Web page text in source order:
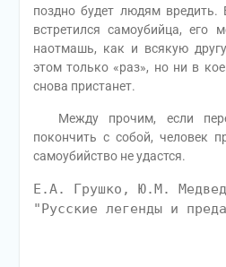
поздно будет людям вредить.
встретился самоубийца, его
наотмашь, как и всякую
этом только «раз», но ни в
снова пристанет.
Между прочим, если
покончить с собой, человек
самоубийство не удастся.
Е.А. Грушко, Ю.М.
"Русские легенды и